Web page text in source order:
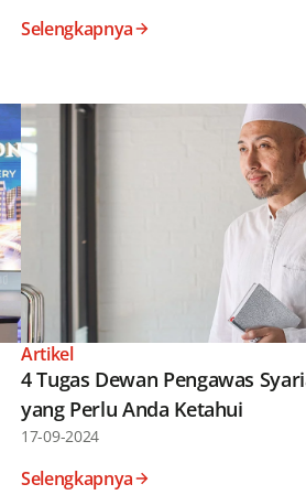
Selengkapnya
Artikel
4 Tugas Dewan Pengawas
yang Perlu Anda Ketahui
17-09-2024
Selengkapnya